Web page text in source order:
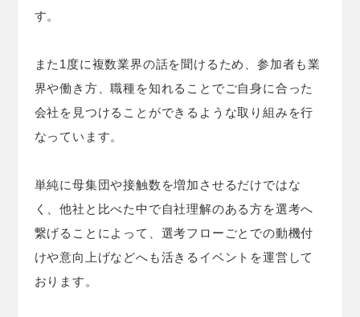
す。
また1度に複数業界の話を聞けるため、参加者も業
界や働き方、職種を知れることでご自身に合った
会社を見つけることができるような取り組みを行
なっています。
単純に母集団や接触数を増加させるだけではな
く、他社と比べた中で自社理解のある方を選考へ
繋げることによって、選考フローごとでの動機付
けや意向上げなどへも活きるイベントを運営して
おります。